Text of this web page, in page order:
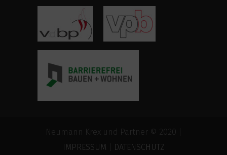
Neumann Krex und Partner © 2020 |
IMPRESSUM
DATENSCHUTZ